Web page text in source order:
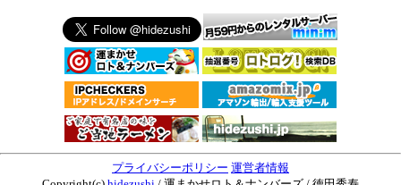
プライバシーポリシー 運営者情報